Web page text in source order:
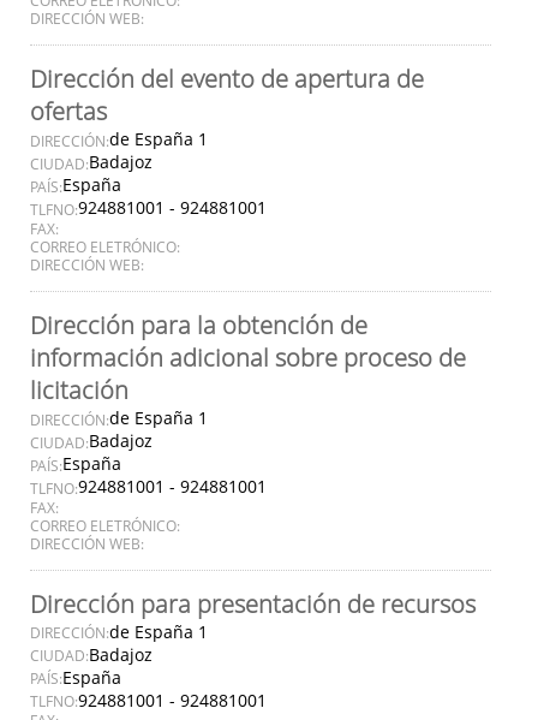
DIRECCIÓN WEB:
Dirección del evento de apertura de
ofertas
DIRECCIÓN:de España 1
CIUDAD:Badajoz
PAÍS:España
TLFNO:924881001 - 924881001
FAX:
CORREO ELETRÓNICO:
DIRECCIÓN WEB:
Dirección para la obtención de
información adicional sobre proceso de
licitación
DIRECCIÓN:de España 1
CIUDAD:Badajoz
PAÍS:España
TLFNO:924881001 - 924881001
FAX:
CORREO ELETRÓNICO:
DIRECCIÓN WEB:
Dirección para presentación de recursos
DIRECCIÓN:de España 1
CIUDAD:Badajoz
PAÍS:España
TLFNO:924881001 - 924881001